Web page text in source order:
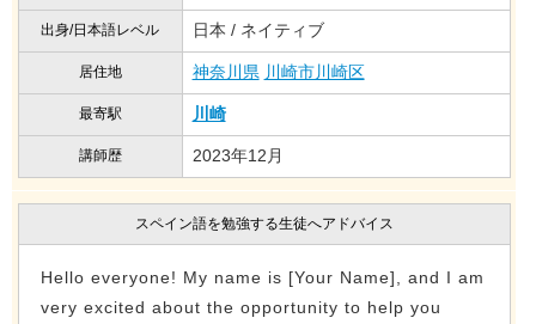
出身/日本語レベル 日本 / ネイティブ
居住地 神奈川県 川崎市川崎区
最寄駅 川崎
講師歴 2023年12月
スペイン語を勉強する生徒へアドバイス
Hello everyone! My name is [Your Name], and I am
very excited about the opportunity to help you